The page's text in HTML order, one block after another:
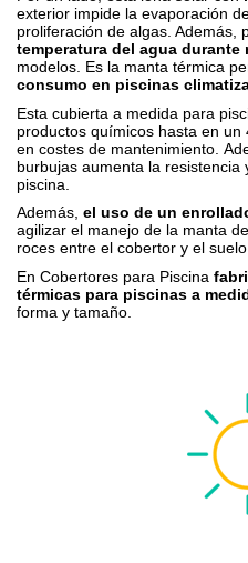
exterior impide la evaporación
proliferación de algas. Además,
temperatura del agua durante
modelos. Es la manta térmica
consumo en piscinas
Esta cubierta a medida para
productos químicos hasta en
en costes de mantenimiento.
burbujas aumenta la
piscina.
Además, el uso de un
agilizar el manejo de la manta
roces entre el cobertor y el
En Cobertores para Piscina
térmicas para piscinas a
forma y tamaño.